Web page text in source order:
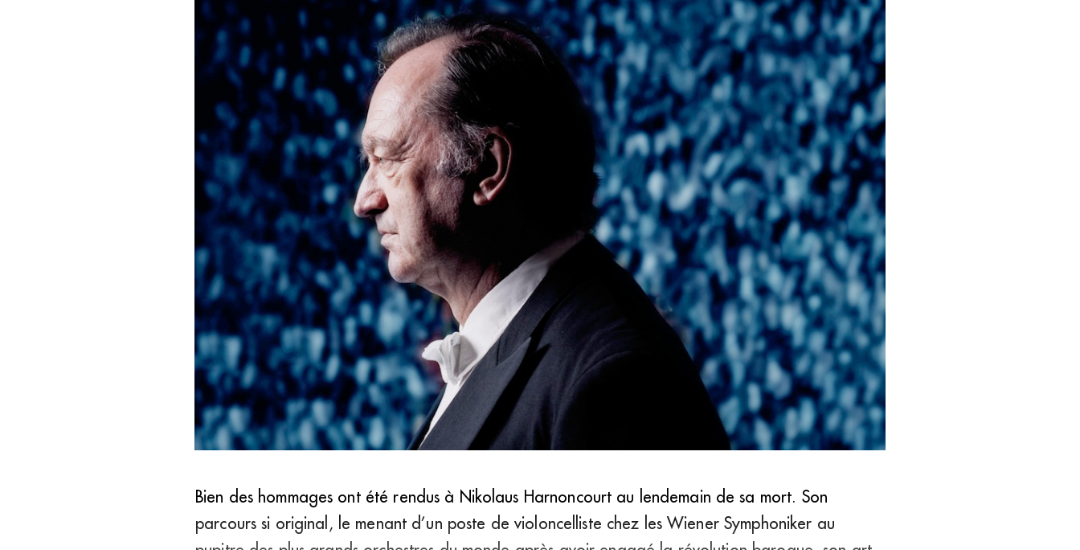
Nikolaus Harnoncourt (M. Borggreve/Warner)
Bien des hommages ont été rendus à Nikolaus Harnoncourt au lendemain de sa mort. Son
parcours si original, le menant d’un poste de violoncelliste chez les Wiener Symphoniker au